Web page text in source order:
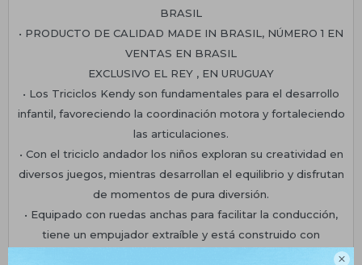

BRASIL
• PRODUCTO DE CALIDAD MADE IN BRASIL, NÚMERO 1 EN
VENTAS EN BRASIL
EXCLUSIVO EL REY , EN URUGUAY
• Los Triciclos Kendy son fundamentales para el desarrollo
infantil, favoreciendo la coordinación motora y fortaleciendo
las articulaciones.
• Con el triciclo andador los niños exploran su creatividad en
diversos juegos, mientras desarrollan el equilibrio y disfrutan
de momentos de pura diversión.
• Equipado con ruedas anchas para facilitar la conducción,
tiene un empujador extraíble y está construido con